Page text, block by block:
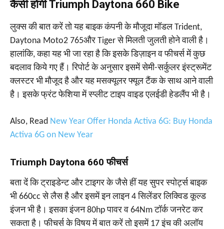
कैसी होगी Triumph Daytona 660 Bike
लुक्स की बात करें तो यह बाइक कंपनी के मौजूदा मॉडल Trident,
Daytona Moto2 765और Tiger से मिलती जुलती होने वाली है।
हालांकि, कहा यह भी जा रहा है कि इसके डिज़ाइन व फीचर्स में कुछ
बदलाव किये गए हैं। रिपोर्ट के अनुसार इसमें सेमी-सर्कुलर इंस्ट्रूमेंट
क्लस्टर भी मौजूद है और यह मसक्यूलर फ्यूल टैंक के साथ आने वाली
है। इसके फ्रंट फेशिया में स्प्लीट टाइप वाइड एलईडी हेडलैंप भी है।
Also, Read New Year Offer Honda Activa 6G: Buy Honda
Activa 6G on New Year
Triumph Daytona 660 फीचर्स
बता दें कि ट्राइडेन्ट और टाइगर के जैसे हीं यह सुपर स्पोर्ट्स बाइक
भी 660cc से लैस है और इसमें इन लाइन 4 सिलेंडर लिक्विड कूल्ड
इंजन भी है। इसका इंजन 80hp पावर व 64Nm टॉर्क जनरेट कर
सकता है। फीचर्स के विषय में बात करें तो इसमें 17 इंच की अलॉय